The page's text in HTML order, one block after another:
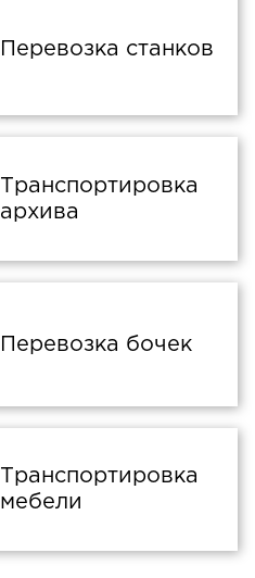
Перевозка станков
Транспортировка
архива
Перевозка бочек
Транспортировка
мебели